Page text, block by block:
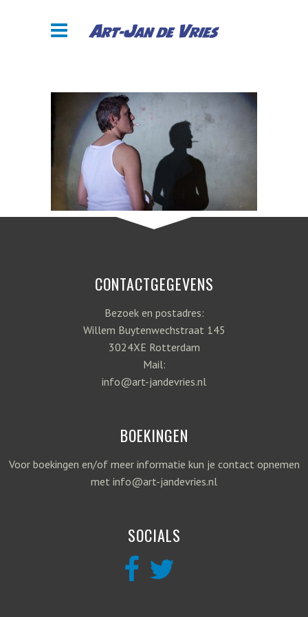
CONTACTGEGEVENS
Bezoek en postadres:
Willem Buytenwechstraat 145
3024XE Rotterdam
Mail:
info@art-jandevries.nl
BOEKINGEN
Voor boekingen en/of meer informatie kun je contact opnemen
met info@art-jandevries.nl
SOCIALS